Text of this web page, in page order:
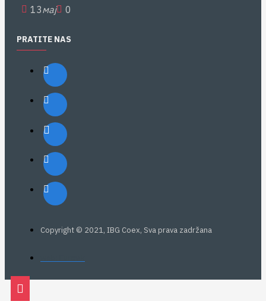
13мај 0
PRATITE NAS
Copyright © 2021, IBG Coex, Sva prava zadržana